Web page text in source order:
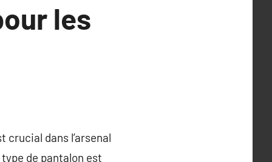
les
dans l’arsenal
de pantalon est